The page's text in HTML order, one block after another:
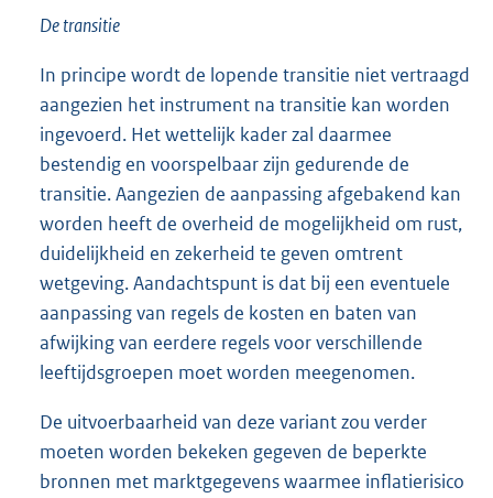
De transitie
In principe wordt de lopende transitie niet vertraagd
aangezien het instrument na transitie kan worden
ingevoerd. Het wettelijk kader zal daarmee
bestendig en voorspelbaar zijn gedurende de
transitie. Aangezien de aanpassing afgebakend kan
worden heeft de overheid de mogelijkheid om rust,
duidelijkheid en zekerheid te geven omtrent
wetgeving. Aandachtspunt is dat bij een eventuele
aanpassing van regels de kosten en baten van
afwijking van eerdere regels voor verschillende
leeftijdsgroepen moet worden meegenomen.
De uitvoerbaarheid van deze variant zou verder
moeten worden bekeken gegeven de beperkte
bronnen met marktgegevens waarmee inflatierisico